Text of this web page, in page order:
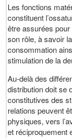
Les fonctions
constituent
être assurées
son rôle, à savoir
consommation
stimulation de la
Au-delà des
distribution doit se
constitutives des
relations peuvent
physiques, vers
et réciproquement